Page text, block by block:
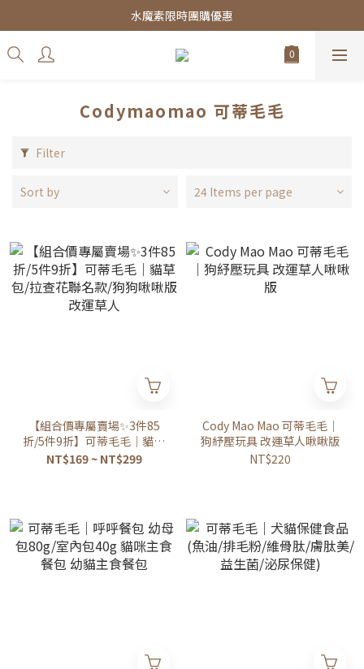
皇家飼料75折餐包$38起
水魔素限時團購優惠
皇家飼料75折餐包$38起
Codymaomao 可蒂毛毛
Filter
Sort by 24 Items per page
【組合價專屬賣場✨3件85
折/5件9折】可蒂毛毛｜貓草
包/拉查花聯名款/狗狗啾啾
NT$169 ~ NT$299
Cody Mao Mao 可蒂毛毛｜
狗紓壓玩具 改運草人啾啾版
NT$220